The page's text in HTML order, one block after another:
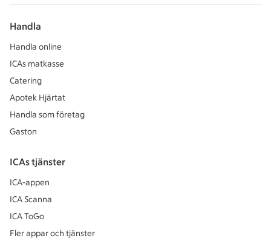
Handla
Handla online
ICAs matkasse
Catering
Apotek Hjärtat
Handla som företag
Gaston
ICAs tjänster
ICA-appen
ICA Scanna
ICA ToGo
Fler appar och tjänster